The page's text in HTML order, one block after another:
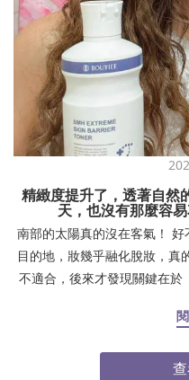
精緻度提升了，透著自然
天，也沒有那麼容
南部的太陽真的沒在客氣！
目的地，妝幾乎融化脫妝，
不適合，後來才發現關鍵在於
翼、嘴角開始浮粉卡紋，照
分鐘 #寶藝MF1保濕凍膜（加